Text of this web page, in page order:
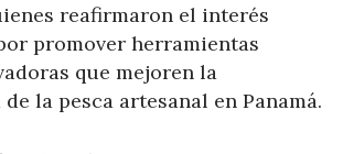
reafirmaron el interés
promover herramientas
que mejoren la
la pesca artesanal en Panamá.